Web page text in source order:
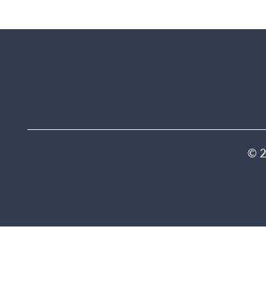
©